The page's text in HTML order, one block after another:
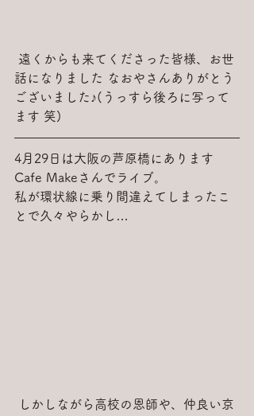
話になりました なおやさんありがとう
ございました♪(うっすら後ろに写って
ます 笑)
4月29日は大阪の芦原橋にあります
Cafe Makeさんでライブ。
私が環状線に乗り間違えてしまったこ
とで久々やらかし…